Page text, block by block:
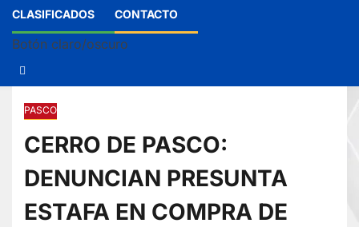
CLASIFICADOS CONTACTO
Botón claro/oscuro
PASCO
CERRO DE PASCO:
DENUNCIAN PRESUNTA
ESTAFA EN COMPRA DE